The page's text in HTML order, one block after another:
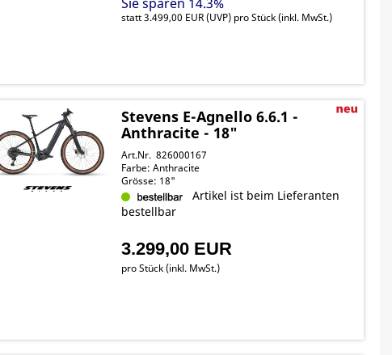
statt3.499,00 EUR(UVP) pro Stück (inkl. MwSt.)
Stevens E-Agnello 6.6.1 -
Anthracite - 18"
Art.Nr. 826000167
Farbe: Anthracite
Grösse: 18"
Artikel ist beim Lieferanten
bestellbar
3.299,00 EUR
pro Stück (inkl. MwSt.)